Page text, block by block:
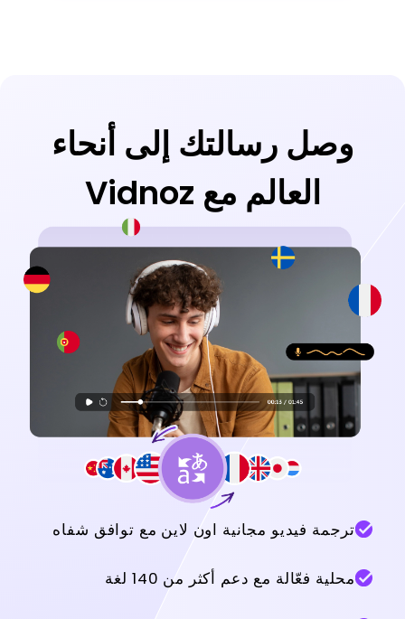
وصل رسالتك إلى أنحاء
العالم مع Vidnoz
ترجمة فيديو مجانية اون لاين مع توافق شفاه
محلية فعّالة مع دعم أكثر من 140 لغة